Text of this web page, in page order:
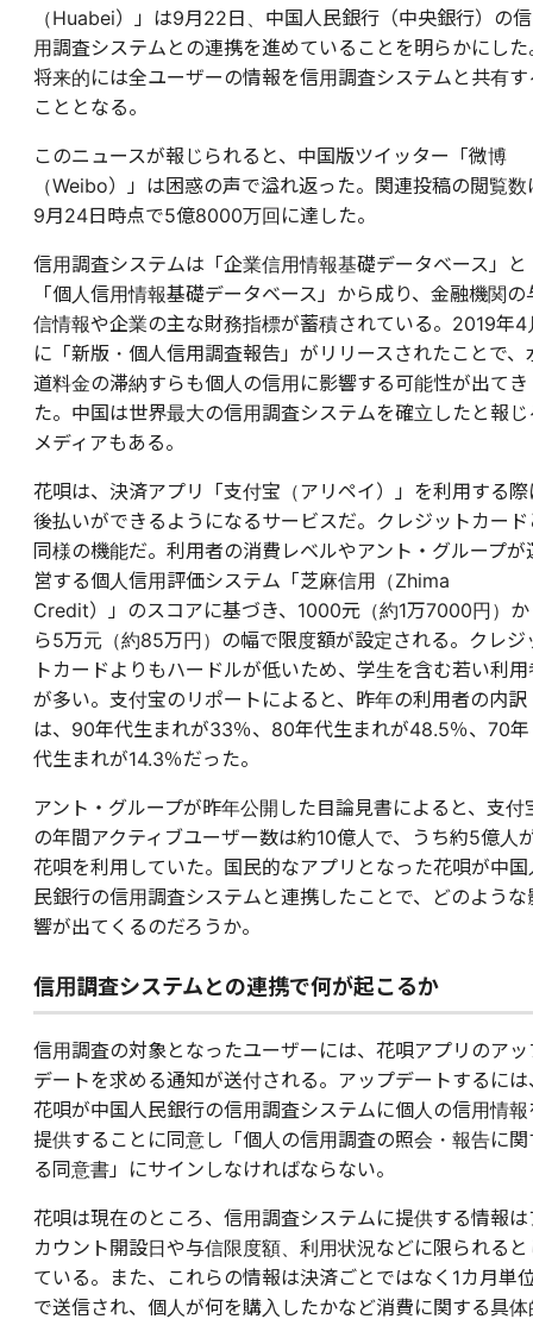
（Huabei）」は9月22日、中国人民銀行（中央銀行）の信
用調査システムとの連携を進めていることを明らかにした
将来的には全ユーザーの情報を信用調査システムと共有す
こととなる。
このニュースが報じられると、中国版ツイッター「微博
（Weibo）」は困惑の声で溢れ返った。関連投稿の閲覧数
9月24日時点で5億8000万回に達した。
信用調査システムは「企業信用情報基礎データベース」と
「個人信用情報基礎データベース」から成り、金融機関の
信情報や企業の主な財務指標が蓄積されている。2019年4
に「新版・個人信用調査報告」がリリースされたことで、
道料金の滞納すらも個人の信用に影響する可能性が出てき
た。中国は世界最大の信用調査システムを確立したと報じ
メディアもある。
花唄は、決済アプリ「支付宝（アリペイ）」を利用する際
後払いができるようになるサービスだ。クレジットカード
同様の機能だ。利用者の消費レベルやアント・グループが
営する個人信用評価システム「芝麻信用（Zhima
Credit）」のスコアに基づき、1000元（約1万7000円）か
ら5万元（約85万円）の幅で限度額が設定される。クレジ
トカードよりもハードルが低いため、学生を含む若い利用
が多い。支付宝のリポートによると、昨年の利用者の内訳
は、90年代生まれが33％、80年代生まれが48.5％、70年
代生まれが14.3％だった。
アント・グループが昨年公開した目論見書によると、支付
の年間アクティブユーザー数は約10億人で、うち約5億人
花唄を利用していた。国民的なアプリとなった花唄が中国
民銀行の信用調査システムと連携したことで、どのような
響が出てくるのだろうか。
信用調査システムとの連携で何が起こるか
信用調査の対象となったユーザーには、花唄アプリのアッ
デートを求める通知が送付される。アップデートするには
花唄が中国人民銀行の信用調査システムに個人の信用情報
提供することに同意し「個人の信用調査の照会・報告に関
る同意書」にサインしなければならない。
花唄は現在のところ、信用調査システムに提供する情報は
カウント開設日や与信限度額、利用状況などに限られると
ている。また、これらの情報は決済ごとではなく1カ月単
で送信され、個人が何を購入したかなど消費に関する具体